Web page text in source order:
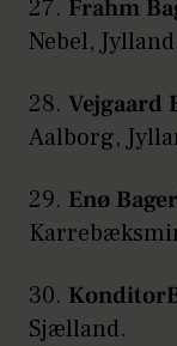
27. Frahm
Nebel,
28. Vejgaard
Aalborg,
29. Enø
30.
Sjælland.